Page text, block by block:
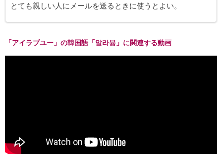
とても親しい人にメールを送るときに使うとよい。
「アイラブユー」の韓国語「알라븅」に関連する動画